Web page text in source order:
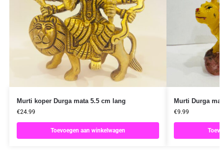
Murti koper Durga mata 5.5 cm lang
€24.99
Toevoegen aan winkelwagen
Murti Durga
€9.99